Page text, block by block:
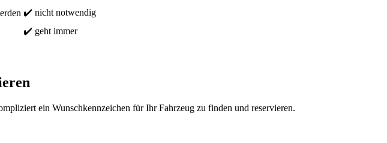
✔️ nicht notwendig
✔️ geht immer
ein Wunschkennzeichen für Ihr Fahrzeug zu finden und reservieren.